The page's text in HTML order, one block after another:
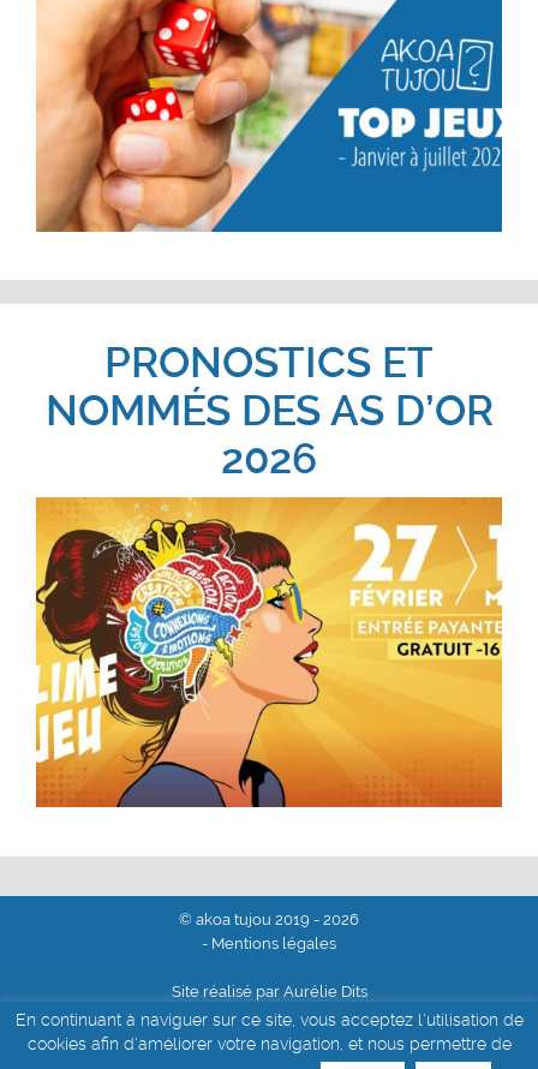
PRONOSTICS ET
NOMMÉS DES AS D’OR
2026
© akoa tujou 2019 - 2026
- Mentions légales
Site réalisé par Aurélie Dits
En continuant à naviguer sur ce site, vous acceptez l'utilisation de
cookies afin d'améliorer votre navigation, et nous permettre de